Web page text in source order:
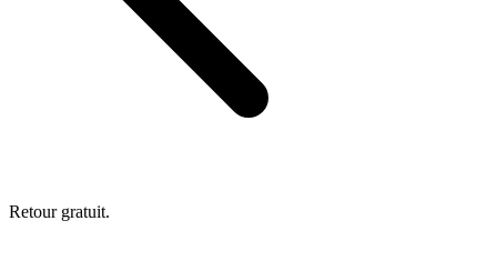
Retour gratuit.